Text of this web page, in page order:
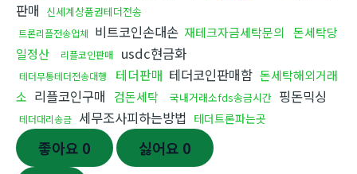
판매 신세계상품권테더전송
트론리플전송업체 비트코인손대손 재테크자금세탁문의
돈세탁당
일정산
리플코인판매 usdc현금화
테더무통테더전송대행 테더판매 테더코인판매함 돈세탁해외거래
소 리플코인구매 검돈세탁 국내거래소fds송금시간 핑돈믹싱
테더대리송금 세무조사피하는방법 테더트론파는곳
좋아요 0 싫어요 0